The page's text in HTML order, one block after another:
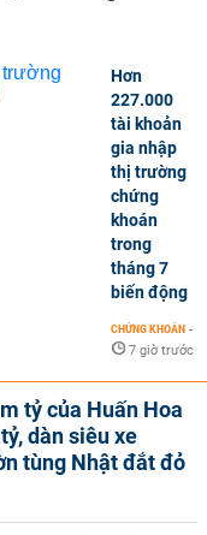
Hơn
227.000
tài khoản
gia nhập
thị trường
chứng
khoán
trong
tháng 7
biến động
CHỨNG KHOÁN -
7 giờ trước
tỷ của Huấn Hoa
dàn siêu xe
tùng Nhật đắt đỏ